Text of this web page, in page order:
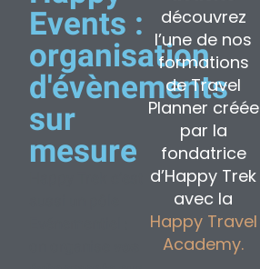
Events :
organisation
d'évènements
sur
mesure
découvrez
l’une de nos
formations
de Travel
Planner créée
par la
fondatrice
d’Happy Trek
avec la
Happy Travel
Academy.